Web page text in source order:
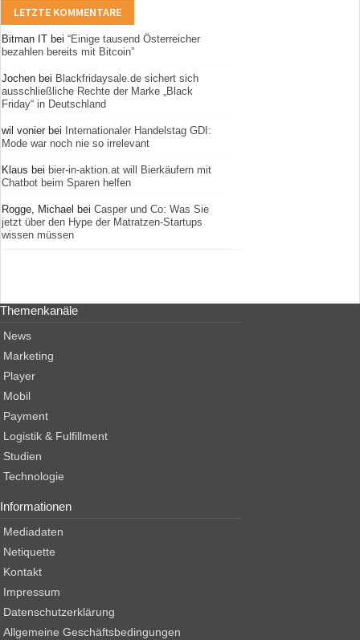
LETZTE KOMMENTARE
Bitman IT bei “Einige tausend Österreicher
bezahlen bereits mit Bitcoin”
Jochen bei Blackfridaysale.de sichert sich
ausschließliche Rechte der Marke „Black
Friday“ in Deutschland
wil vonier bei
Internationaler Handelstag GDI:
Mode war noch nie so irrelevant
Klaus bei bier-in-aktion.at will Bierkäufern mit
Chatbot beim Sparen helfen
Rogge, Michael bei Casper und Co: Was Sie
jetzt über den Hype der Matratzen-Startups
wissen müssen
Themenkanäle
News
Marketing
Player
Mobil
Payment
Logistik & Fulfillment
Studien
Technologie
Informationen
Mediadaten
Netiquette
Kontakt
Impressum
Datenschutzerklärung
Allgemeine Geschäftsbedingungen